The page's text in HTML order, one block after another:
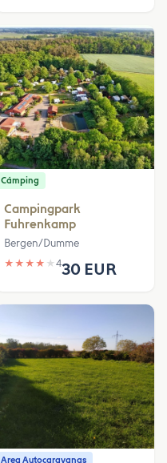
Cámping
Campingpark
Fuhrenkamp
Bergen/Dumme
★ ★ ★ ★ ★ 430 EUR
Area Autocaravanas